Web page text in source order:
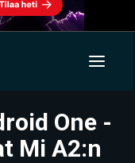
One -
Mi A2:n